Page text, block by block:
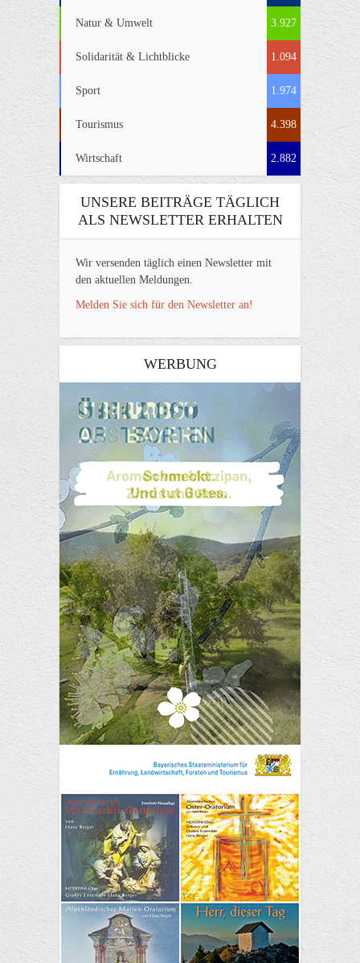
Natur & Umwelt 3.927
Solidarität & Lichtblicke 1.094
Sport 1.974
Tourismus 4.398
Wirtschaft 2.882
UNSERE BEITRÄGE TÄGLICH
ALS NEWSLETTER ERHALTEN
Wir versenden täglich einen Newsletter mit
den aktuellen Meldungen.
Melden Sie sich für den Newsletter an!
WERBUNG